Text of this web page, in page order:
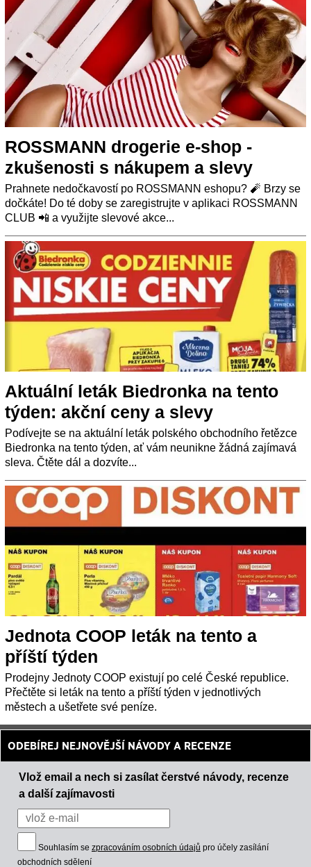
ROSSMANN drogerie e-shop -
zkušenosti s nákupem a slevy
Prahnete nedočkavostí po ROSSMANN eshopu? 🧨 Brzy se
dočkáte! Do té doby se zaregistrujte v aplikaci ROSSMANN
CLUB 📲 a využijte slevové akce...
Aktuální leták Biedronka na tento
týden: akční ceny a slevy
Podívejte se na aktuální leták polského obchodního řetězce
Biedronka na tento týden, ať vám neunikne žádná zajímavá
sleva. Čtěte dál a dozvíte...
Jednota COOP leták na tento a
příští týden
Prodejny Jednoty COOP existují po celé České republice.
Přečtěte si leták na tento a příští týden v jednotlivých
městech a ušetřete své peníze.
ODEBÍREJ NEJNOVĚJŠÍ NÁVODY A RECENZE
Vlož email a nech si zasílat čerstvé návody, recenze
a další zajímavosti
Souhlasím se zpracováním osobních údajů pro účely zasílání
obchodních sdělení